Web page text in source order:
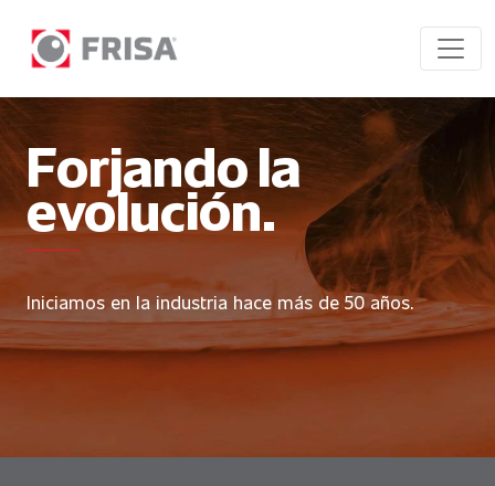
Forjando la
evolución.
Iniciamos en la industria hace más de 50 años.